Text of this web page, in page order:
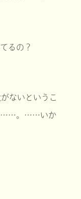
るの？
ないというこ
て……。……いか